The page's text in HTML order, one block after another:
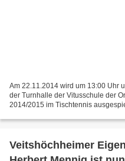
Am 22.11.2014 wird um 13:00 Uhr
der Turnhalle der Vitusschule der
2014/2015 im Tischtennis
Veitshöchheimer